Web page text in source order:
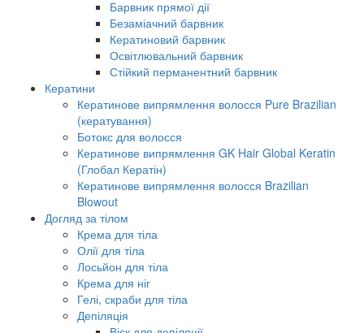
Барвник прямої дії
Безаміачний барвник
Кератиновий барвник
Освітлювальний барвник
Стійкий перманентний барвник
Кератини
Кератинове випрямлення волосся Pure Brazilian
(кератування)
Ботокс для волосся
Кератинове випрямлення GK Hair Global Keratin
(Глобал Кератін)
Кератинове випрямлення волосся Brazilian
Blowout
Догляд за тілом
Крема для тіла
Олії для тіла
Лосьйон для тіла
Крема для ніг
Гелі, скраби для тіла
Депіляція